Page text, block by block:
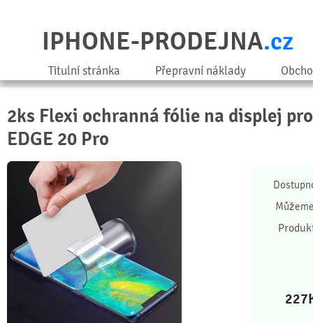
IPHONE-PRODEJNA.cz
Titulní stránka Přepravní náklady
2ks Flexi ochranná fólie na displej
EDGE 20 Pro
227